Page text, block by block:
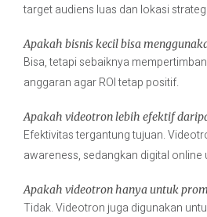
target audiens luas dan lokasi
Apakah bisnis kecil bisa
Bisa, tetapi sebaiknya
anggaran agar ROI tetap positif.
Apakah videotron lebih efektif
Efektivitas tergantung tujuan.
awareness, sedangkan digital online
Apakah videotron hanya untuk
Tidak. Videotron juga digunakan